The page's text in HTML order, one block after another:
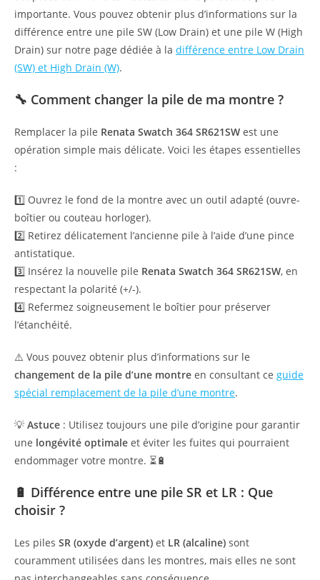
importante. Vous pouvez obtenir plus d’informations sur la
différence entre une pile SW (Low Drain) et une pile W (High
Drain) sur notre page dédiée à la différence entre Low Drain
(SW) et High Drain (W).
🔧 Comment changer la pile de ma montre ?
Remplacer la pile Renata Swatch 364 SR621SW est une
opération simple mais délicate. Voici les étapes essentielles
:
1️⃣ Ouvrez le fond de la montre avec un outil adapté (ouvre-
boîtier ou couteau horloger).
2️⃣ Retirez délicatement l’ancienne pile à l’aide d’une pince
antistatique.
3️⃣ Insérez la nouvelle pile Renata Swatch 364 SR621SW, en
respectant la polarité (+/-).
4️⃣ Refermez soigneusement le boîtier pour préserver
l’étanchéité.
⚠️ Vous pouvez obtenir plus d’informations sur le
changement de la pile d’une montre en consultant ce guide
spécial remplacement de la pile d’une montre.
💡 Astuce : Utilisez toujours une pile d’origine pour garantir
une longévité optimale et éviter les fuites qui pourraient
endommager votre montre. ⏳🔋
🔋 Différence entre une pile SR et LR : Que
choisir ?
Les piles SR (oxyde d’argent) et LR (alcaline) sont
couramment utilisées dans les montres, mais elles ne sont